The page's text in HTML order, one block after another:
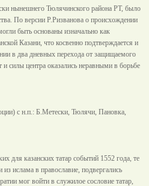
нынешнего Тюлячинского района РТ, было
По версии Р.Ризванова о происхождении
быть основаны изначально как
Казани, что косвенно подтверждается и
в два дневных перехода от защищаемого
силы центра оказались неравными в борьбе
с н.п.: Б.Метески, Тюлячи, Пановка,
для казанских татар событий 1552 года, те
ислама в православие, подвергались
мог войти в служилое сословие татар,